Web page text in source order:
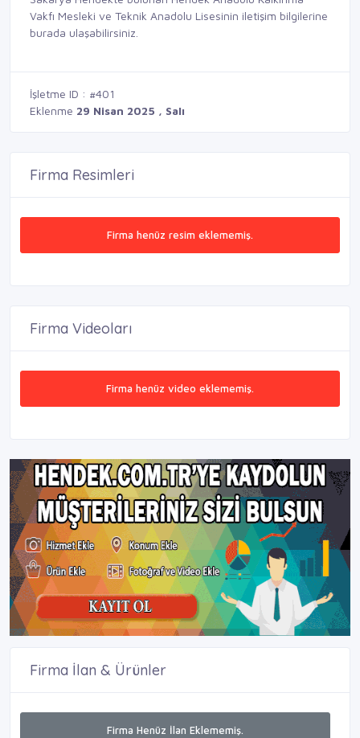
Vakfı Mesleki ve Teknik Anadolu Lisesinin iletişim bilgilerine
burada ulaşabilirsiniz.
İşletme ID : #401
Eklenme 29 Nisan 2025 , Salı
Firma Resimleri
Firma henüz resim eklememiş.
Firma Videoları
Firma henüz video eklememiş.
Firma İlan & Ürünler
Firma Henüz İlan Eklememiş.